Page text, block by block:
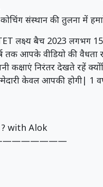
संस्थान की तुलना में
लक्ष्य बैच 2023 लगभग
तक आपके वीडियो की वैधता
कक्षाएं निरंतर देखते रहें
केवल आपकी होगी| 1
? with Alok